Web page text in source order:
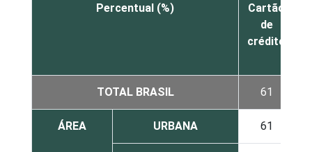
Percentual (%)
Cartão
de
crédito
TOTAL BRASIL 61
ÁREA URBANA 61